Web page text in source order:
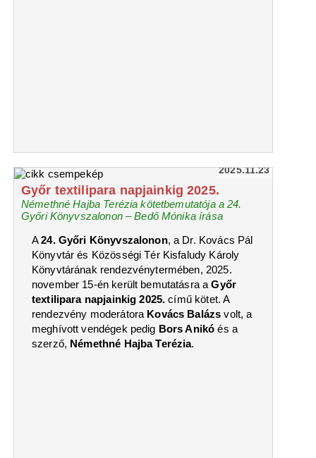
2025.11.23
Győr textilipara napjainkig 2025.
Némethné Hajba Terézia kötetbemutatója a 24.
Győri Könyvszalonon – Bedő Mónika írása
A24. Győri Könyvszalonon, a Dr. Kovács Pál
Könyvtár és Közösségi Tér Kisfaludy Károly
Könyvtárának rendezvénytermében, 2025.
november 15-én került bemutatásra aGyőr
textilipara napjainkig 2025.című kötet. A
rendezvény moderátora Kovács Balázs volt, a
meghívott vendégek pedig Bors Anikó és a
szerző, Némethné Hajba Terézia.